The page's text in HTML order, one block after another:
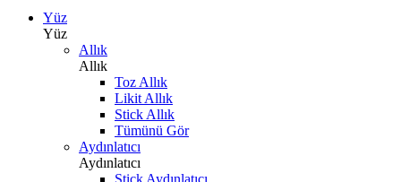
Yüz
Yüz
Allık
Allık
Toz Allık
Likit Allık
Stick Allık
Tümünü Gör
Aydınlatıcı
Aydınlatıcı
Stick Aydınlatıcı